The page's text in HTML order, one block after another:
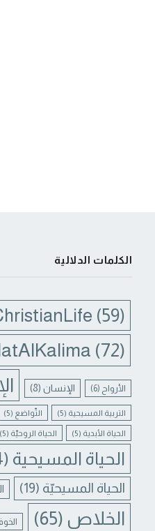
الكلمات الدلالية
(59)
(72)
الأرواح (6) الإنسان(8)
التربية المسيحية (5) التّواضع (5)
الحياة الأبدية (5) الحياة الروحيّة (5)
الحياة المسيحية (54)
الحياة المسيحيّة (19)
الخلاص (65)